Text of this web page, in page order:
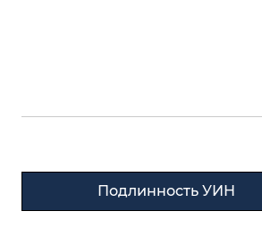
Подлинность УИН